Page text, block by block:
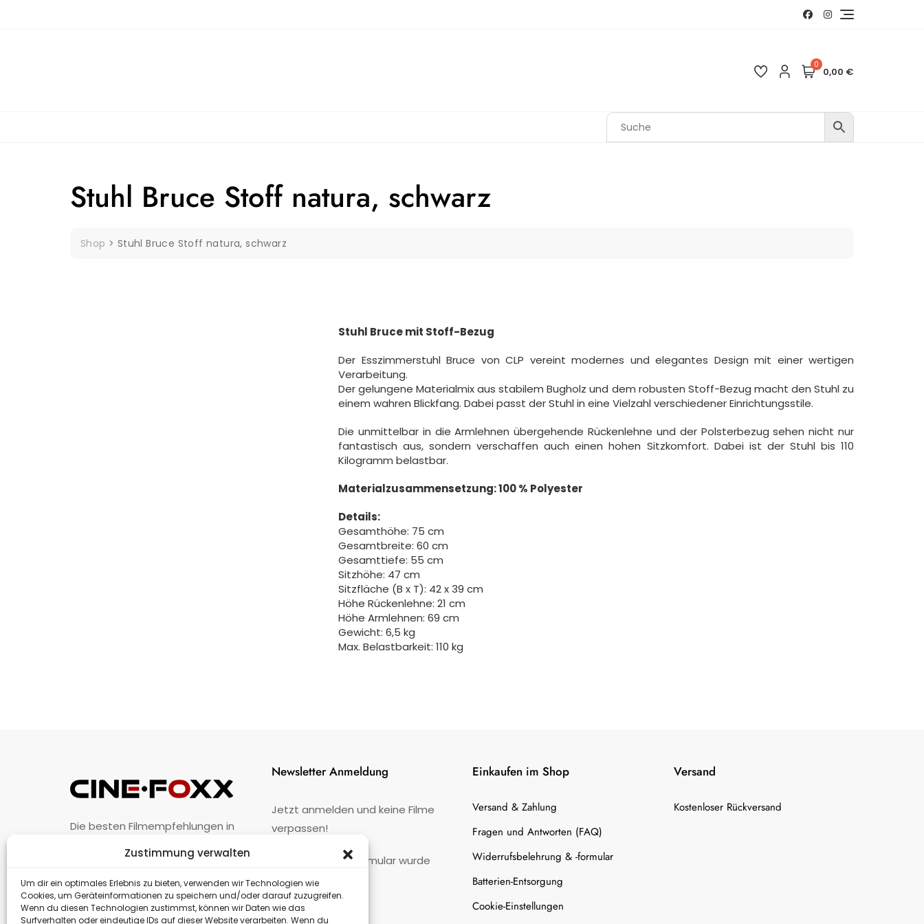
Zustimmung verwalten
Um dir ein optimales Erlebnis zu bieten, verwenden wir Technologien wie
Cookies, um Geräteinformationen zu speichern und/oder darauf zuzugreifen.
Wenn du diesen Technologien zustimmst, können wir Daten wie das
Surfverhalten oder eindeutige IDs auf dieser Website verarbeiten. Wenn du
0
0,00 €
Stuhl Bruce Stoff natura, schwarz
Shop > Stuhl Bruce Stoff natura, schwarz
Stuhl Bruce mit Stoff-Bezug
Der Esszimmerstuhl Bruce von CLP vereint modernes und elegantes Design mit einer wertigen
Verarbeitung.
Der gelungene Materialmix aus stabilem Bugholz und dem robusten Stoff-Bezug macht den Stuhl zu
einem wahren Blickfang. Dabei passt der Stuhl in eine Vielzahl verschiedener Einrichtungsstile.
Die unmittelbar in die Armlehnen übergehende Rückenlehne und der Polsterbezug sehen nicht nur
fantastisch aus, sondern verschaffen auch einen hohen Sitzkomfort. Dabei ist der Stuhl bis 110
Kilogramm belastbar.
Materialzusammensetzung: 100 % Polyester
Details:
Gesamthöhe: 75 cm
Gesamtbreite: 60 cm
Gesamttiefe: 55 cm
Sitzhöhe: 47 cm
Sitzfläche (B x T): 42 x 39 cm
Höhe Rückenlehne: 21 cm
Höhe Armlehnen: 69 cm
Gewicht: 6,5 kg
Max. Belastbarkeit: 110 kg
Die besten Filmempfehlungen in
Unternehmen · Impressum · Kontakt
Newsletter Anmeldung
Jetzt anmelden und keine Filme
verpassen!
Kontaktformular wurde
nicht gefunden.
Einkaufen im Shop
Versand & Zahlung
Fragen und Antworten (FAQ)
Widerrufsbelehrung & -formular
Batterien-Entsorgung
Cookie-Einstellungen
Versand
Kostenloser Rückversand